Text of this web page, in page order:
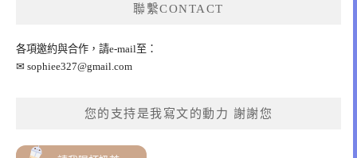
聯繫CONTACT
各項邀約與合作，請e-mail至：
✉ sophiee327@gmail.com
您的支持是我寫文的動力 謝謝您